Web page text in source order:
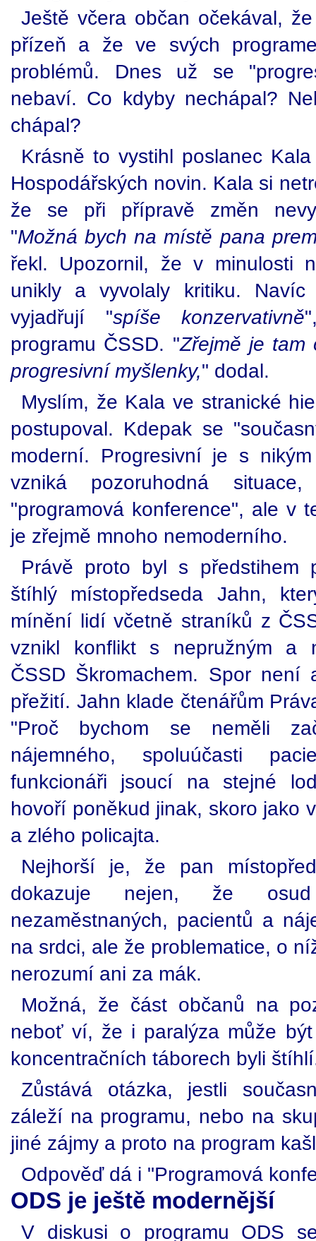
Ještě včera občan očekával,
přízeň a že ve svých
problémů. Dnes už se
nebaví. Co kdyby nechápal?
chápal?
Krásně to vystihl poslanec
Hospodářských novin. Kala si
že se při přípravě změn
"Možná bych na místě pana
řekl. Upozornil, že v minulosti
unikly a vyvolaly kritiku.
vyjadřují "spíše konzervativně
programu ČSSD. "Zřejmě je tam
progresivní myšlenky," dodal.
Myslím, že Kala ve stranické
postupoval. Kdepak se
moderní. Progresivní je s
vzniká pozoruhodná
"programová konference", ale v
je zřejmě mnoho nemoderního.
Právě proto byl s předstihem
štíhlý místopředseda Jahn,
mínění lidí včetně straníků z
vznikl konflikt s nepružným a
ČSSD Škromachem. Spor
přežití. Jahn klade čtenářům
"Proč bychom se neměli
nájemného, spoluúčasti
funkcionáři jsoucí na stejné
hovoří poněkud jinak, skoro jako
a zlého policajta.
Nejhorší je, že pan
dokazuje nejen, že osud
nezaměstnaných, pacientů a
na srdci, ale že problematice, o
nerozumí ani za mák.
Možná, že část občanů na
neboť ví, že i paralýza může
koncentračních táborech byli
Zůstává otázka, jestli
záleží na programu, nebo na
jiné zájmy a proto na program
Odpověď dá i "Programová
ODS je ještě modernější
V diskusi o programu ODS